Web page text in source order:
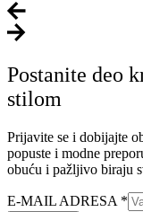
Postanite deo
stilom
Prijavite se i dobijajte
popuste i modne
obuću i pažljivo biraju
E-MAIL ADRESA *